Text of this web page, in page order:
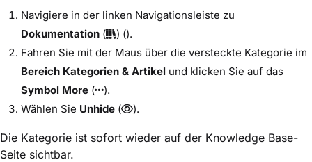
Navigiere in der linken Navigationsleiste zu
Dokumentation (
) ().
Fahren Sie mit der Maus über die versteckte Kategorie im
Bereich Kategorien & Artikel und klicken Sie auf das
Symbol More (
).
Wählen Sie Unhide ( ).
Die Kategorie ist sofort wieder auf der Knowledge Base-
Seite sichtbar.